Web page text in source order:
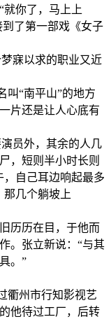
就你了，马上上
了第一部戏《女子
寐以求的职业又近
“南平山”的地方
片还是让人心底有
员外，其余的人几
，短则半小时长则
，自己耳边响起最多
那几个躺坡上
历历在目，于他而
。张立新说：“与其
。”
州市行知影视艺
他待过工厂，后转